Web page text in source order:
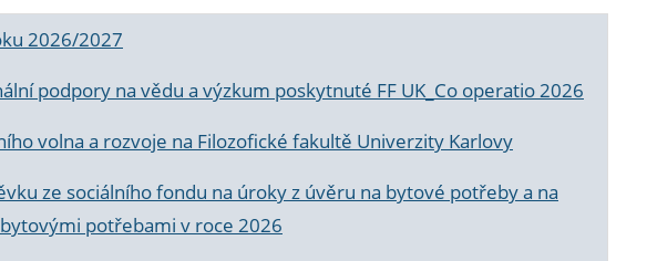
2026/2027
podpory na vědu a výzkum poskytnuté FF UK_Co operatio 2026
volna a rozvoje na Filozofické fakultě Univerzity Karlovy
ze sociálního fondu na úroky z úvěru na bytové potřeby a na
potřebami v roce 2026